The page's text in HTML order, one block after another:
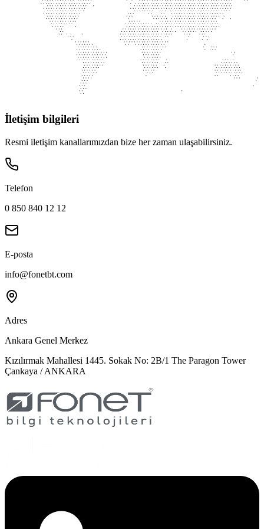
İletişim bilgileri
Resmi iletişim kanallarımızdan bize her zaman ulaşabilirsiniz.
Telefon
0 850 840 12 12
E-posta
info@fonetbt.com
Adres
Ankara Genel Merkez
Kızılırmak Mahallesi 1445. Sokak No: 2B/1 The Paragon Tower
Çankaya / ANKARA